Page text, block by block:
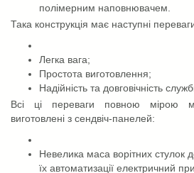
полімерним наповнювачем.
Така конструкція має наступні
Легка вага;
Простота виготовлення;
Надійність та довговічність
Всі ці переваги повною мірою
виготовлені з сендвіч-панелей:
Невелика маса ворітних стулок
їх автоматизації електричний